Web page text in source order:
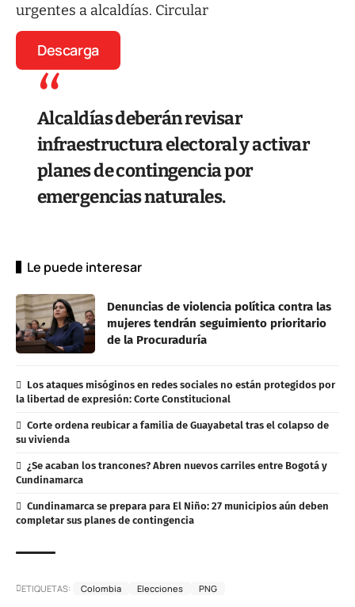
urgentes a alcaldías. Circular
Descarga
Alcaldías deberán revisar
infraestructura electoral y activar
planes de contingencia por
emergencias naturales.
Le puede interesar
Denuncias de violencia política contra las
mujeres tendrán seguimiento prioritario
de la Procuraduría
Los ataques misóginos en redes sociales no están protegidos por
la libertad de expresión: Corte Constitucional
Corte ordena reubicar a familia de Guayabetal tras el colapso de
su vivienda
¿Se acaban los trancones? Abren nuevos carriles entre Bogotá y
Cundinamarca
Cundinamarca se prepara para El Niño: 27 municipios aún deben
completar sus planes de contingencia
ETIQUETAS: Colombia Elecciones PNG